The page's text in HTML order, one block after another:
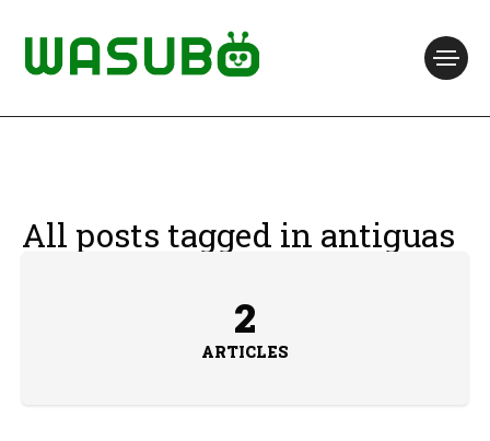
All posts tagged in antiguas
2
ARTICLES